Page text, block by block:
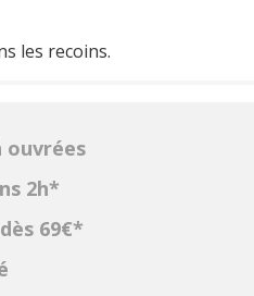
les recoins.
ouvrées
2h*
69€*